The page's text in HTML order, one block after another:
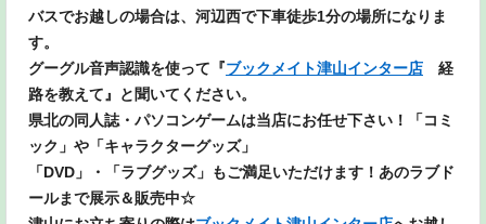
バスでお越しの場合は、河辺西で下車徒歩1分の場所になりま
す。
グーグル音声認識を使って『ブックメイト津山インター店 経
路を教えて』と聞いてください。
県北の同人誌・パソコンゲームは当店にお任せ下さい！「コミ
ック」や「キャラクターグッズ」
「DVD」・「ラブグッズ」もご満足いただけます！あのラブド
ールまで展示＆販売中☆